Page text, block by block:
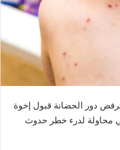
دور الحضانة قبول إخوة
محاولة لدرء خطر حدوث